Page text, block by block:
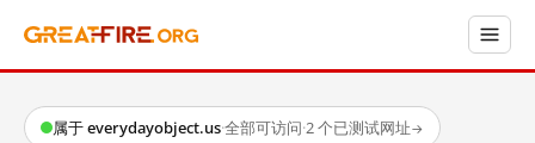
属于 everydayobject.us·全部可访问·2 个已测试网址→